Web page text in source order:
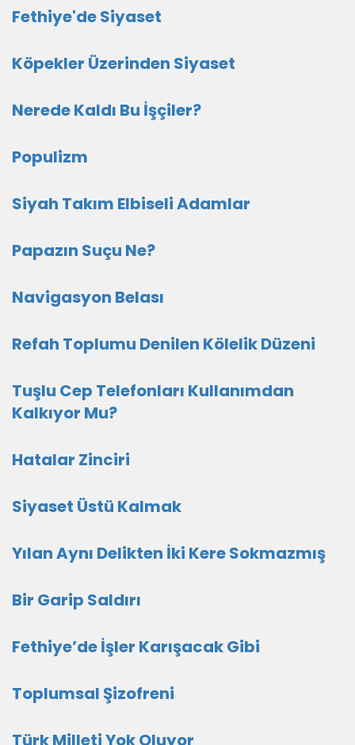
Fethiye'de Siyaset
Köpekler Üzerinden Siyaset
Nerede Kaldı Bu İşçiler?
Populizm
Siyah Takım Elbiseli Adamlar
Papazın Suçu Ne?
Navigasyon Belası
Refah Toplumu Denilen Kölelik Düzeni
Tuşlu Cep Telefonları Kullanımdan
Kalkıyor Mu?
Hatalar Zinciri
Siyaset Üstü Kalmak
Yılan Aynı Delikten İki Kere Sokmazmış
Bir Garip Saldırı
Fethiye’de İşler Karışacak Gibi
Toplumsal Şizofreni
Türk Milleti Yok Oluyor